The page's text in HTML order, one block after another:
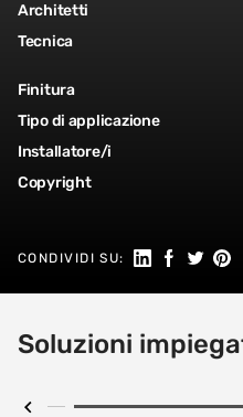
Architetti
Tecnica
Finitura
Tipo di applicazione
Installatore/i
Copyright
CONDIVIDI SU: Seguici su
Condividi
Soluzioni